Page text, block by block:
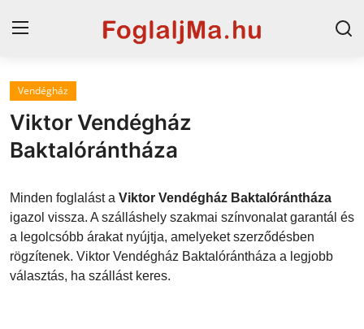
Magyarország
Horvát tengerpart
Horvátország
Blog
Szállások Hajdúszoboszlón
Vendégház
Viktor Vendégház
Baktalórántháza
Minden foglalást a Viktor Vendégház Baktalórántháza
igazol vissza. A szálláshely szakmai színvonalat garantál és
a legolcsóbb árakat nyújtja, amelyeket szerződésben
rögzítenek. Viktor Vendégház Baktalórántháza a legjobb
választás, ha szállást keres.